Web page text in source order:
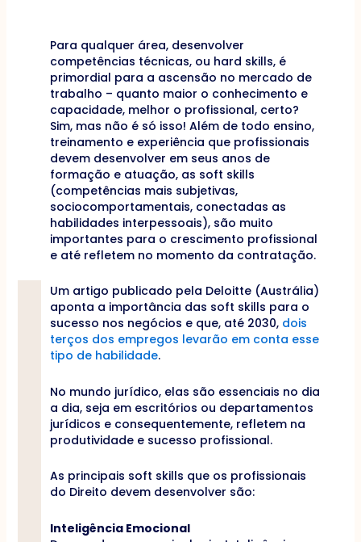
Para qualquer área, desenvolver
competências técnicas, ou hard skills, é
primordial para a ascensão no mercado de
trabalho – quanto maior o conhecimento e
capacidade, melhor o profissional, certo?
Sim, mas não é só isso! Além de todo ensino,
treinamento e experiência que profissionais
devem desenvolver em seus anos de
formação e atuação, as soft skills
(competências mais subjetivas,
sociocomportamentais, conectadas as
habilidades interpessoais), são muito
importantes para o crescimento profissional
e até refletem no momento da contratação.
Um artigo publicado pela Deloitte (Austrália)
aponta a importância das soft skills para o
sucesso nos negócios e que, até 2030, dois
terços dos empregos levarão em conta esse
tipo de habilidade.
No mundo jurídico, elas são essenciais no dia
a dia, seja em escritórios ou departamentos
jurídicos e consequentemente, refletem na
produtividade e sucesso profissional.
As principais soft skills que os profissionais
do Direito devem desenvolver são:
Inteligência Emocional